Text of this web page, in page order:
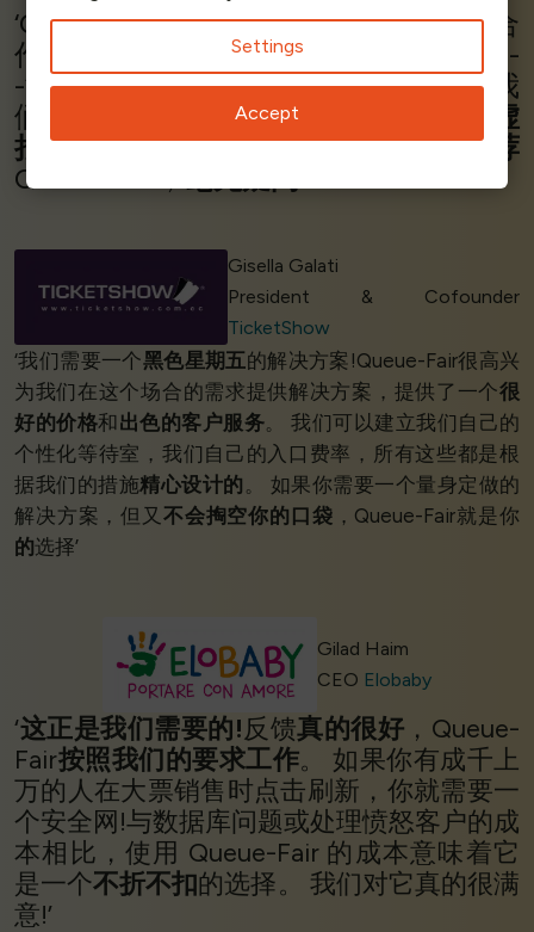
‘Queue-Fair是一个救世主!开始与他们合
作是快速而简单的。太快了，太简单
了-
-2个步骤1天!大规模的预售活动曾经使我
们的网站崩溃，现在人们进入了一个
虚
拟的队伍- 非常有效。 我向其他人推荐
Queue-Fair，
Gisella Galati
President & Cofounder
TicketShow
‘我们需要一个黑色星期五的解决方案!Queue-Fair很高兴
为我们在这个场合的需求提供解决方案，提供了一个很
好的价格和出色的客户服务。 我们可以建立我们自己的
个性化等待室，我们自己的入口费率，所有这些都是根
据我们的措施精心设计的 。 如果你需要一个量身定做的
解决方案，但又 不会掏空你的口袋 ，Queue-Fair就是你
的选择’
Gilad Haim
CEO Elobaby
‘这正是我们需要的!反馈真的很好 ，Queue-
Fair按照我们的要求工作。 如果你有成千上
万的人在大票销售时点击刷新，你就需要一
个安全网!与数据库问题或处理愤怒客户的成
本相比，使用 Queue-Fair 的成本意味着它
是一个不折不扣的选择。 我们对它真的很满
意!’
Settings
Accept